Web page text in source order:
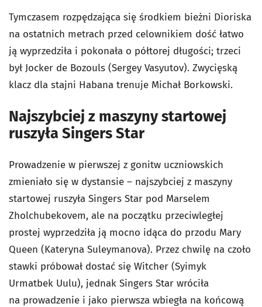
Tymczasem rozpędzająca się środkiem bieżni Dioriska
na ostatnich metrach przed celownikiem dość łatwo
ją wyprzedziła i pokonała o półtorej długości; trzeci
był Jocker de Bozouls (Sergey Vasyutov). Zwycięską
klacz dla stajni Habana trenuje Michał Borkowski.
Najszybciej z maszyny startowej
ruszyła Singers Star
Prowadzenie w pierwszej z gonitw uczniowskich
zmieniało się w dystansie – najszybciej z maszyny
startowej ruszyła Singers Star pod Marselem
Zholchubekovem, ale na początku przeciwległej
prostej wyprzedziła ją mocno idąca do przodu Mary
Queen (Kateryna Suleymanova). Przez chwilę na czoło
stawki próbował dostać się Witcher (Syimyk
Urmatbek Uulu), jednak Singers Star wróciła
na prowadzenie i jako pierwsza wbiegła na końcową